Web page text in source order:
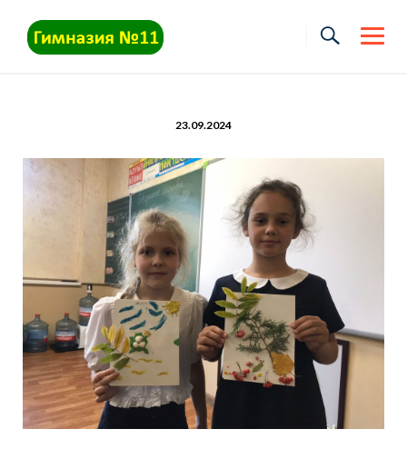
content
23.09.2024